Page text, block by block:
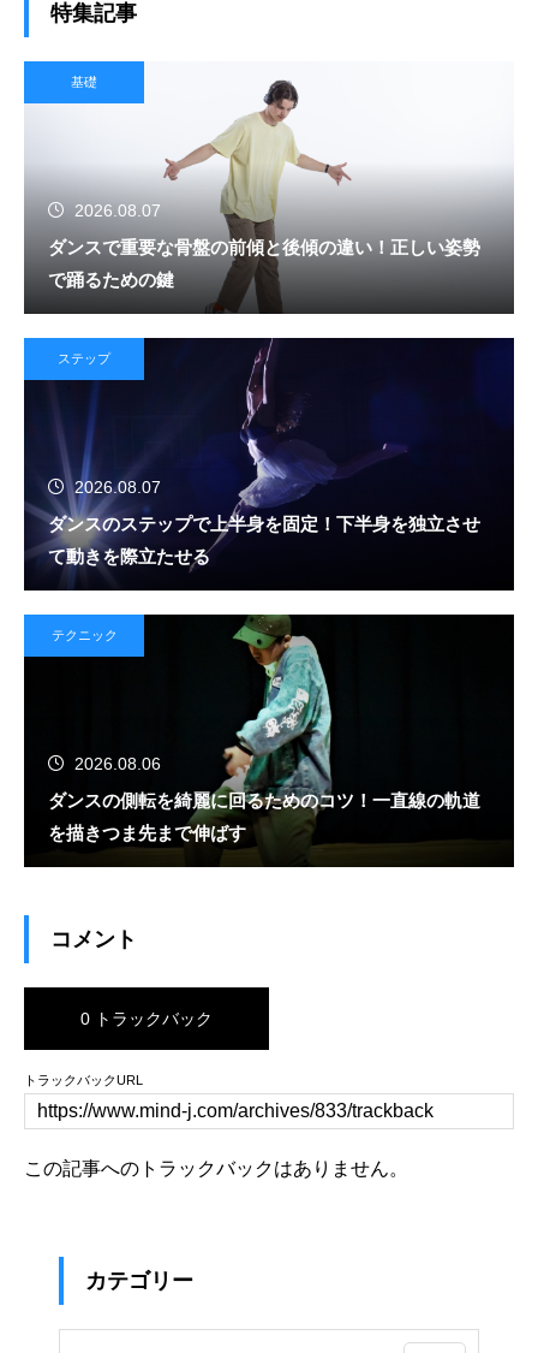
特集記事
基礎
2026.08.07
ダンスで重要な骨盤の前傾と後傾の違い！正しい姿勢
で踊るための鍵
ステップ
2026.08.07
ダンスのステップで上半身を固定！下半身を独立させ
て動きを際立たせる
テクニック
2026.08.06
ダンスの側転を綺麗に回るためのコツ！一直線の軌道
を描きつま先まで伸ばす
コメント
0 トラックバック
トラックバックURL
この記事へのトラックバックはありません。
カテゴリー